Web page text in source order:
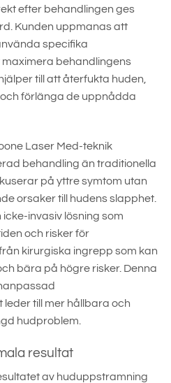
efter behandlingen ges
Kunden uppmanas att
specifika
behandlingens
till att återfukta huden,
förlänga de uppnådda
Laser Med-teknik
behandling än traditionella
på yttre symtom utan
orsaker till hudens slapphet.
invasiv lösning som
och risker för
kirurgiska ingrepp som kan
bära på högre risker. Denna
leder till mer hållbara och
hudproblem.
resultat
av huduppstramning